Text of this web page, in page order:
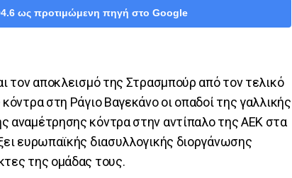
ως προτιμώμενη πηγή στο Google
τον αποκλεισμό της Στρασμπούρ από τον τελικό
στη Ράγιο Βαγεκάνο οι οπαδοί της γαλλικής
αναμέτρησης κόντρα στην αντίπαλο της ΑΕΚ στα
ευρωπαϊκής διασυλλογικής διοργάνωσης
της ομάδας τους.